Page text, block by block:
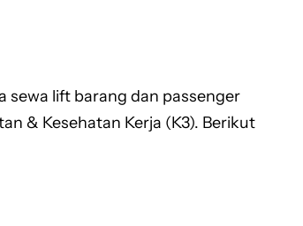
sewa lift barang dan passenger
& Kesehatan Kerja (K3). Berikut